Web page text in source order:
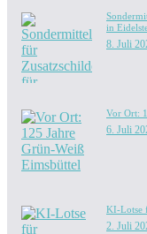
in
8. Juli
Vor Ort:
6. Juli
KI-Lotse
2. Juli